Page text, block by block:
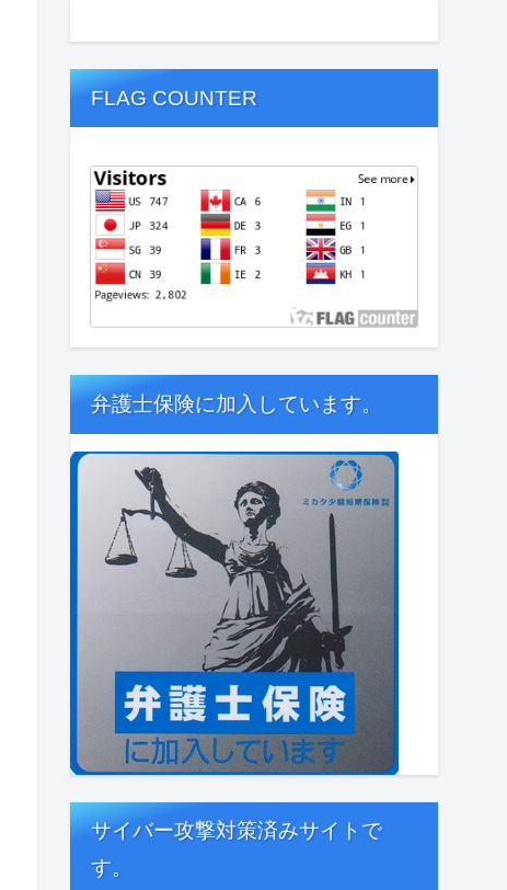
FLAG COUNTER
弁護士保険に加入しています。
サイバー攻撃対策済みサイトで
す。